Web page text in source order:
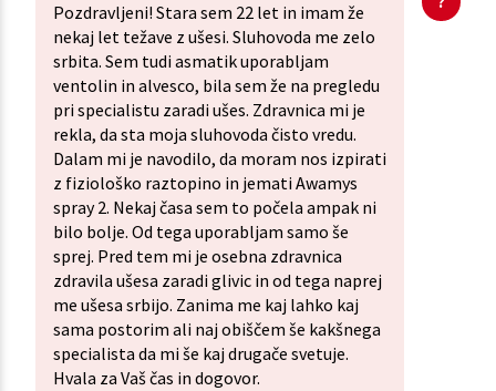
Pozdravljeni! Stara sem 22 let in imam že
nekaj let težave z ušesi. Sluhovoda me zelo
srbita. Sem tudi asmatik uporabljam
ventolin in alvesco, bila sem že na pregledu
pri specialistu zaradi ušes. Zdravnica mi je
rekla, da sta moja sluhovoda čisto vredu.
Dalam mi je navodilo, da moram nos izpirati
z fiziološko raztopino in jemati Awamys
spray 2. Nekaj časa sem to počela ampak ni
bilo bolje. Od tega uporabljam samo še
sprej. Pred tem mi je osebna zdravnica
zdravila ušesa zaradi glivic in od tega naprej
me ušesa srbijo. Zanima me kaj lahko kaj
sama postorim ali naj obiščem še kakšnega
specialista da mi še kaj drugače svetuje.
Hvala za Vaš čas in dogovor.